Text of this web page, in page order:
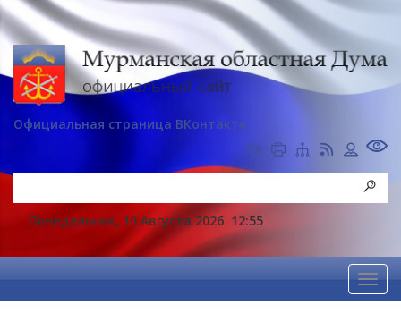
Официальная страница ВКонтакте
Понедельник, 10 Августа 2026 12:55